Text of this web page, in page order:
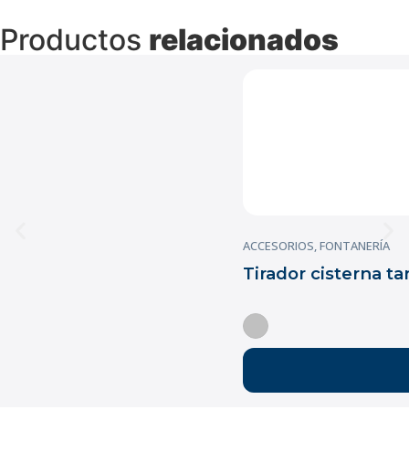
Productos relacionados
ACCESORIOS,FONTANERÍA
Tirador cisterna